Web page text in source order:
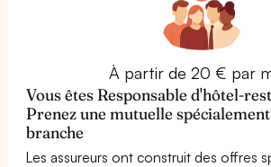
À partir de 20 € par
Vous êtes Responsable d'hôtel-
Prenez une mutuelle
branche
Les assureurs ont construit des offres